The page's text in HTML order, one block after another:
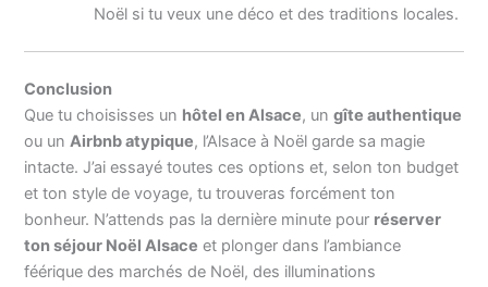
Noël si tu veux une déco et des traditions locales.
Conclusion
Que tu choisisses un hôtel en Alsace, ungîte authentique
ou unAirbnb atypique, l’Alsace à Noël garde sa magie
intacte. J’ai essayé toutes ces options et, selon ton budget
et ton style de voyage, tu trouveras forcément ton
bonheur. N’attends pas la dernière minute pour réserver
ton séjour Noël Alsace et plonger dans l’ambiance
féérique des marchés de Noël, des illuminations